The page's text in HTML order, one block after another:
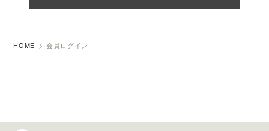
HOME 会員ログイン